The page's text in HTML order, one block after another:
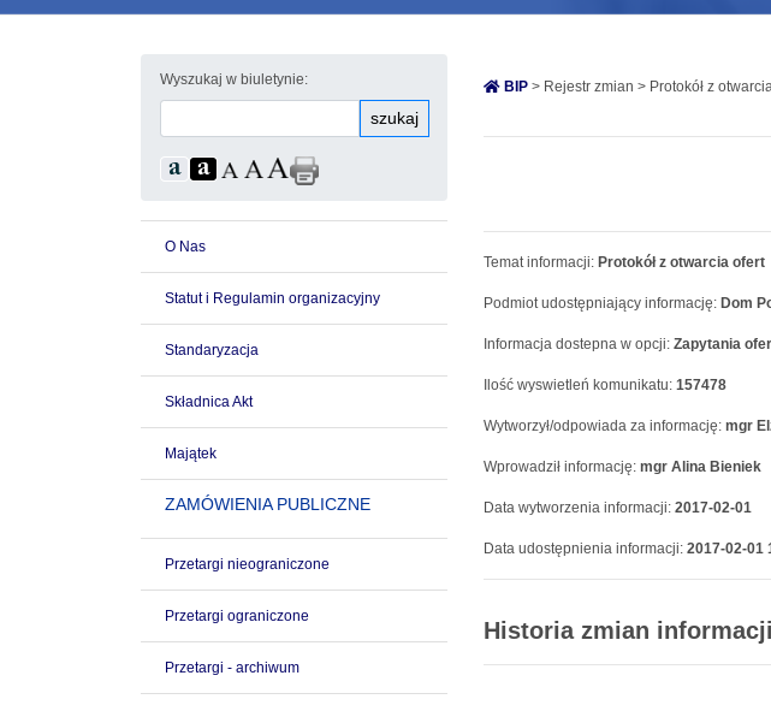
Wyszukaj w biuletynie:
szukaj
O Nas
Statut i Regulamin organizacyjny
Standaryzacja
Składnica Akt
Majątek
ZAMÓWIENIA PUBLICZNE
Przetargi nieograniczone
Przetargi ograniczone
Przetargi - archiwum
BIP > Rejestr zmian > Protokół z
Temat informacji: Protokół z otwarcia ofert
Podmiot udostępniający informację: Dom
Informacja dostepna w opcji: Zapytania
Ilość wyswietleń komunikatu: 157478
Wytworzył/odpowiada za informację: mgr
Wprowadził informację: mgr Alina Bieniek
Data wytworzenia informacji: 2017-02-01
Data udostępnienia informacji: 2017-02-01
Historia zmian